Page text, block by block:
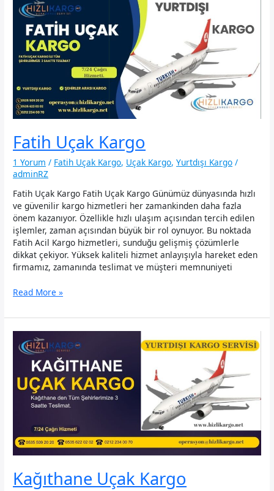
Fatih Uçak Kargo
1 Yorum / Fatih Uçak Kargo, Uçak Kargo,Yurtdışı Kargo /
adminRZ
Fatih Uçak Kargo Fatih Uçak Kargo Günümüz dünyasında hızlı
ve güvenilir kargo hizmetleri her zamankinden daha fazla
önem kazanıyor. Özellikle hızlı ulaşım açısından tercih edilen
işlemler, zaman açısından büyük bir rol oynuyor. Bu noktada
Fatih Acil Kargo hizmetleri, sunduğu gelişmiş çözümlerle
dikkat çekiyor. Yüksek kaliteli hizmet anlayışıyla hareket eden
firmamız, zamanında teslimat ve müşteri memnuniyeti
Fatih
Kargo
Read More »
Kağıthane Uçak Kargo